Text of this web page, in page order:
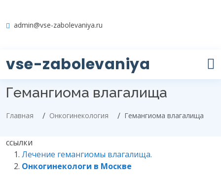
admin@vse-zabolevaniya.ru
vse-zabolevaniya
Гемангиома влагалища
Главная Онкогинекология Гемангиома влагалища
ссылки
Лечение гемангиомы влагалища.
Онкогинекологи в Москве